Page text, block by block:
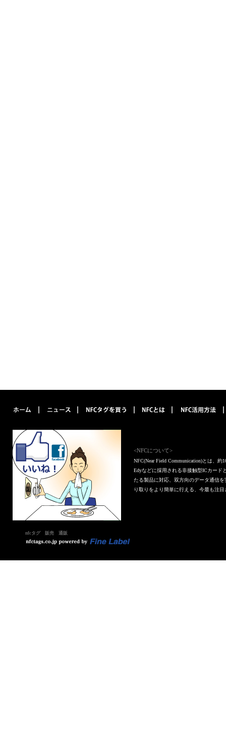
<NFCについて>
NFC(Near Field Communication)とは、
Edyなどに採用される非接触型ICカード
たる製品に対応、双方向のデータ通信
り取りをより簡単に行える、今最も注
nfcタグ 販売 通販